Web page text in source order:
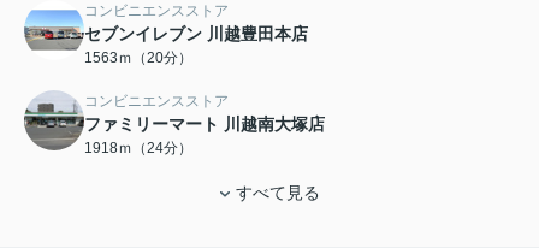
コンビニエンスストア
セブンイレブン 川越豊田本店
1563ｍ（20分）
コンビニエンスストア
ファミリーマート 川越南大塚店
1918ｍ（24分）
すべて見る